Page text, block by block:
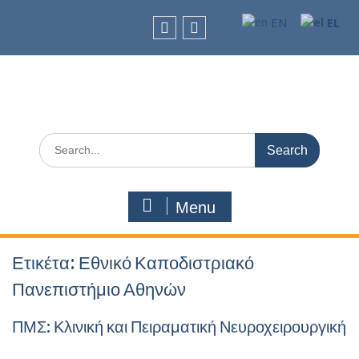
Search
for:
Menu
Ετικέτα: Εθνικό Καποδιστριακό
Πανεπιστήμιο Αθηνών
ΠΜΣ: Κλινική και Πειραματική Νευροχειρουργική
EN EL